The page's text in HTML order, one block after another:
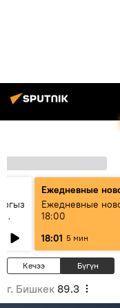
Ежедневные
Ежедневные
18:00
18:01 5 мин
Кечээ Бүгүн
г. Бишкек 89.3